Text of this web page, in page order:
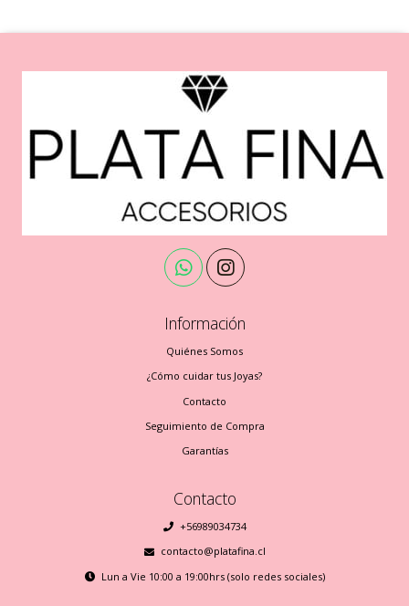
Información
Quiénes Somos
¿Cómo cuidar tus Joyas?
Contacto
Seguimiento de Compra
Garantías
Contacto
+56989034734
contacto@platafina.cl
Lun a Vie 10:00 a 19:00hrs (solo redes sociales)